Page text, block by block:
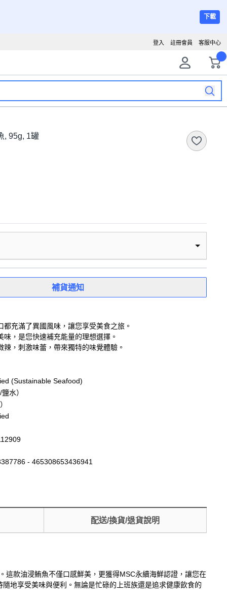
下載
客服中心
註冊會員
登入
, 95g, 1罐
補貨通知
充滿了異國風味，讓您享受美食之旅。
，是您快速補充能量的理想選擇。
，刺激味蕾，帶來獨特的味覺體驗。
(Sustainable Seafood)
水）
- 465308653436941
配送/換貨/退貨說明
款油浸鮪魚不僅口感鮮美，更獲得MSC永續海鮮認證，讓您在
地享受美味與便利。無論是忙碌的上班族還是追求健康飲食的